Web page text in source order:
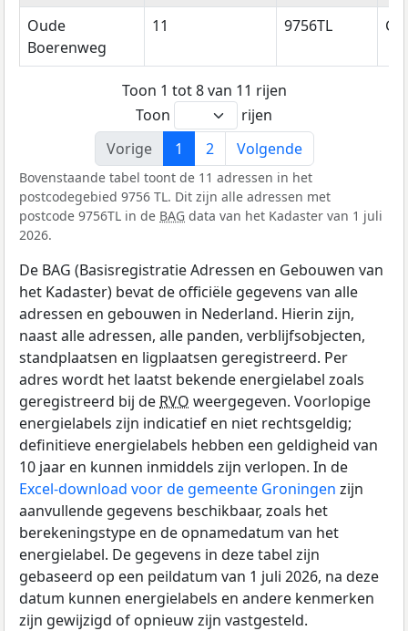
Oude
Boerenweg
11 9756TL
Toon 1 tot 8 van 11 rijen
Toon
rijen
Vorige
1 2 Volgende
Bovenstaande tabel toont de 11 adressen in het
postcodegebied 9756 TL. Dit zijn alle adressen met
postcode 9756TL in de BAG data van het Kadaster van 1 juli
2026.
De BAG (Basisregistratie Adressen en Gebouwen van
het Kadaster) bevat de officiële gegevens van alle
adressen en gebouwen in Nederland. Hierin zijn,
naast alle adressen, alle panden, verblijfsobjecten,
standplaatsen en ligplaatsen geregistreerd. Per
adres wordt het laatst bekende energielabel zoals
geregistreerd bij de RVO weergegeven. Voorlopige
energielabels zijn indicatief en niet rechtsgeldig;
definitieve energielabels hebben een geldigheid van
10 jaar en kunnen inmiddels zijn verlopen. In de
Excel-download voor de gemeente Groningen zijn
aanvullende gegevens beschikbaar, zoals het
berekeningstype en de opnamedatum van het
energielabel. De gegevens in deze tabel zijn
gebaseerd op een peildatum van 1 juli 2026, na deze
datum kunnen energielabels en andere kenmerken
zijn gewijzigd of opnieuw zijn vastgesteld.